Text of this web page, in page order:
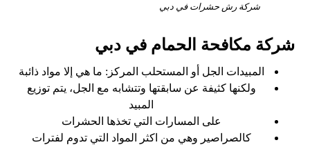
شركة رش حشرات في دبي
شركة مكافحة الحمام في دبي
المبيدات الجل أو المستحلب المركز: ما هي إلا مواد ذائبة
ولكنها كثيفة عن سابقتها وتتشابه مع الجل، يتم توزيع
المبيد
على المسارات التي تخذها الحشرات
كالصراصير وهي من اكثر المواد التي تدوم لفترات